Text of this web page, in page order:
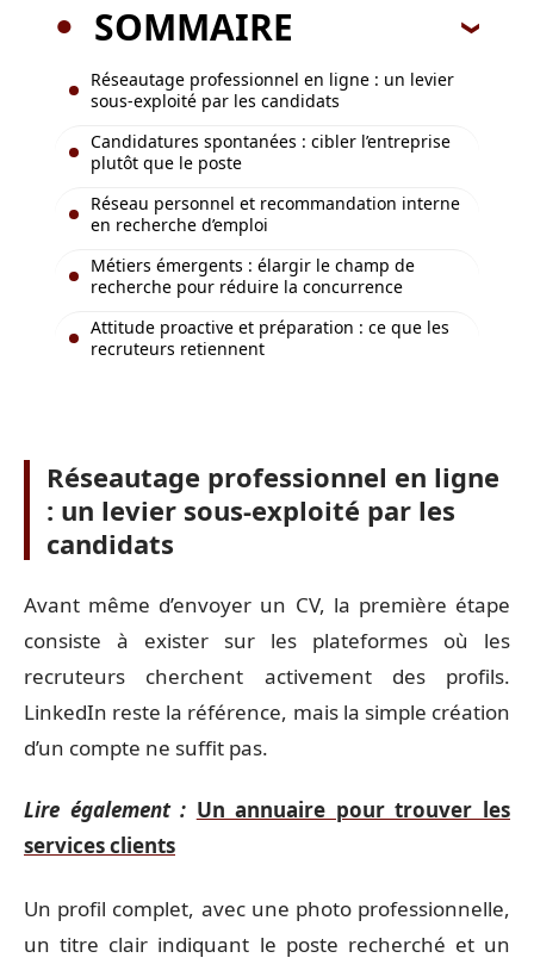
SOMMAIRE
Réseautage professionnel en ligne : un levier
sous-exploité par les candidats
Candidatures spontanées : cibler l’entreprise
plutôt que le poste
Réseau personnel et recommandation interne
en recherche d’emploi
Métiers émergents : élargir le champ de
recherche pour réduire la concurrence
Attitude proactive et préparation : ce que les
recruteurs retiennent
Réseautage professionnel en ligne
: un levier sous-exploité par les
candidats
Avant même d’envoyer un CV, la première étape
consiste à exister sur les plateformes où les
recruteurs cherchent activement des profils.
LinkedIn reste la référence, mais la simple création
d’un compte ne suffit pas.
Lire également : Un annuaire pour trouver les
services clients
Un profil complet, avec une photo professionnelle,
un titre clair indiquant le poste recherché et un